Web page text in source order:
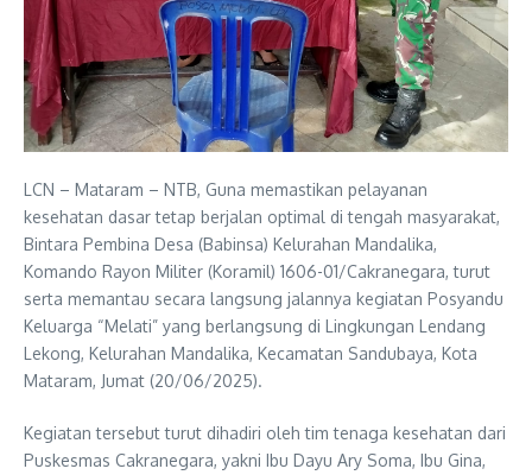
LCN – Mataram – NTB, Guna memastikan pelayanan
kesehatan dasar tetap berjalan optimal di tengah masyarakat,
Bintara Pembina Desa (Babinsa) Kelurahan Mandalika,
Komando Rayon Militer (Koramil) 1606-01/Cakranegara, turut
serta memantau secara langsung jalannya kegiatan Posyandu
Keluarga “Melati” yang berlangsung di Lingkungan Lendang
Lekong, Kelurahan Mandalika, Kecamatan Sandubaya, Kota
Mataram, Jumat (20/06/2025).
Kegiatan tersebut turut dihadiri oleh tim tenaga kesehatan dari
Puskesmas Cakranegara, yakni Ibu Dayu Ary Soma, Ibu Gina,